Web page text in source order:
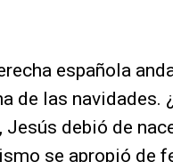
española
de las navidades.
Jesús debió de
se apropió de